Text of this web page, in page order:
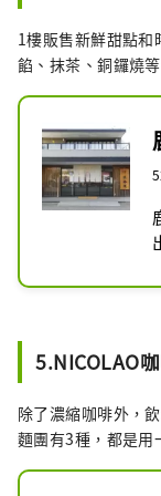
1樓販售新鮮甜點
餡、抹茶、銅鑼燒
5.NICOLAO
除了濃縮咖啡外，
麵團有3種，都是用